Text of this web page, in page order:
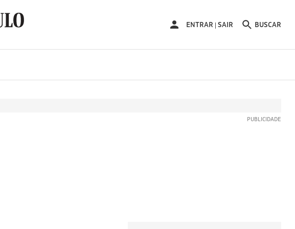
ENTRAR
ENTRAR | SAIR BUSCAR